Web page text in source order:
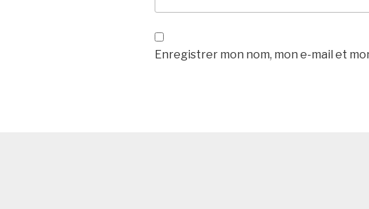
Enregistrer mon nom, mon e-mail et